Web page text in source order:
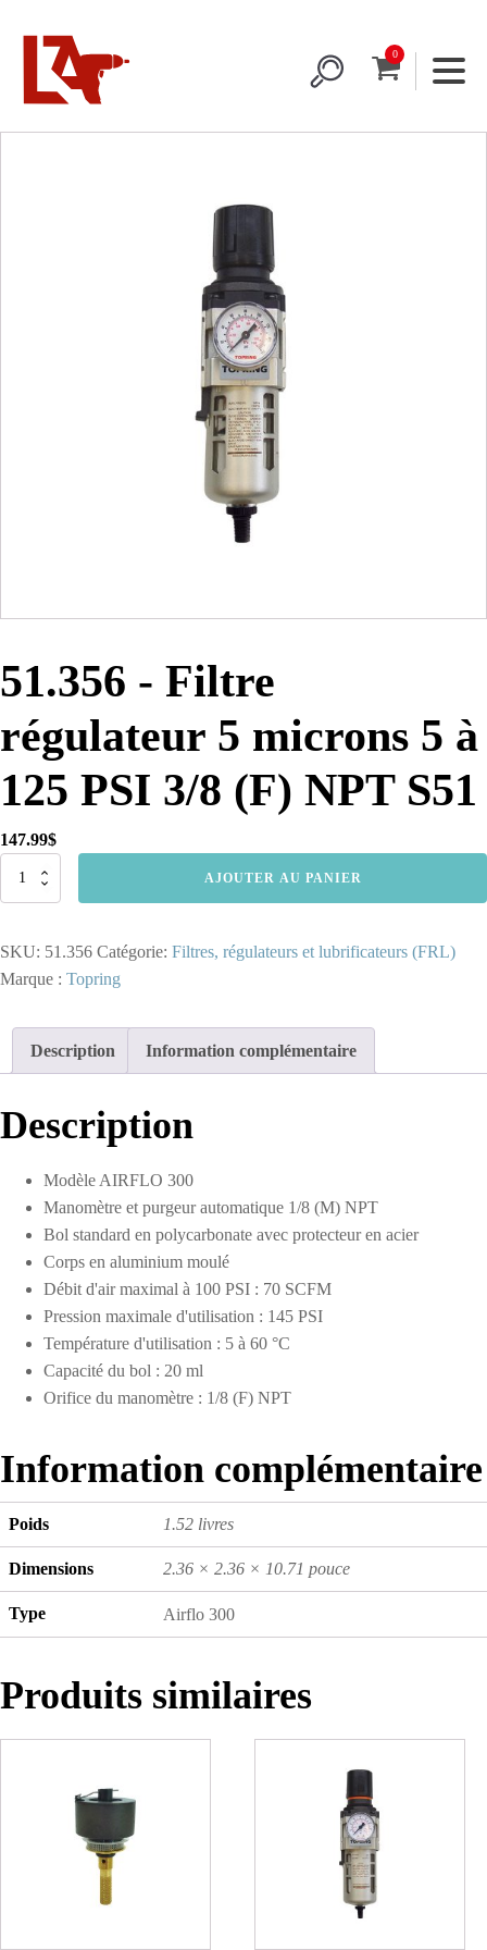
51.356 - Filtre
régulateur 5 microns 5 à
125 PSI 3/8 (F) NPT S51
147.99$
quantité
Filtre
régulateur
125
3/8
(F)
AJOUTER AU PANIER
SKU: 51.356 Catégorie: Filtres, régulateurs et lubrificateurs (FRL)
Marque : Topring
Description Information complémentaire
Description
Modèle AIRFLO 300
Manomètre et purgeur automatique 1/8 (M) NPT
Bol standard en polycarbonate avec protecteur en acier
Corps en aluminium moulé
Débit d'air maximal à 100 PSI : 70 SCFM
Pression maximale d'utilisation : 145 PSI
Température d'utilisation : 5 à 60 °C
Capacité du bol : 20 ml
Orifice du manomètre : 1/8 (F) NPT
Information complémentaire
Poids 1.52 livres
Dimensions 2.36 × 2.36 × 10.71 pouce
Type Airflo 300
Produits similaires